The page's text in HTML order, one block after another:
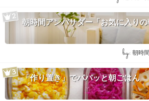
朝時間アンバサダー「お気に入りの
by: 朝時
「作り置き」でパパッと朝ごはん